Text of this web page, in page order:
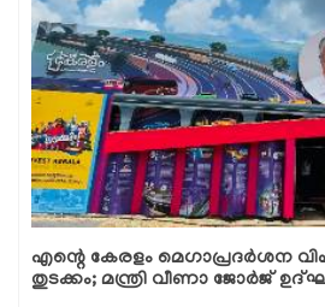
എന്റെ കേരളം മെഗാപ്രദർശന
തുടക്കം; മന്ത്രി വീണാ ജോർജ്